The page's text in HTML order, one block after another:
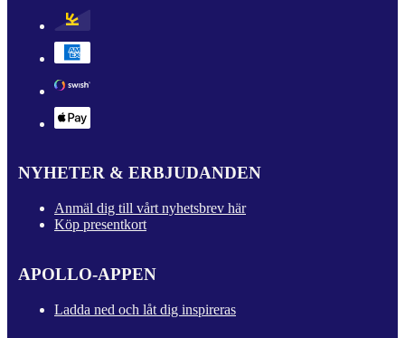
NYHETER & ERBJUDANDEN
Anmäl dig till vårt nyhetsbrev här
Köp presentkort
APOLLO-APPEN
Ladda ned och låt dig inspireras